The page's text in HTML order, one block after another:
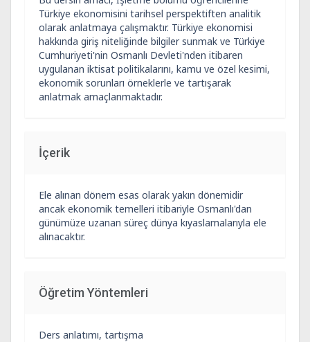
Türkiye ekonomisini tarihsel perspektiften analitik
olarak anlatmaya çalışmaktır. Türkiye ekonomisi
hakkında giriş niteliğinde bilgiler sunmak ve Türkiye
Cumhuriyeti'nin Osmanlı Devleti'nden itibaren
uygulanan iktisat politikalarını, kamu ve özel kesimi,
ekonomik sorunları örneklerle ve tartışarak
anlatmak amaçlanmaktadır.
İçerik
Ele alınan dönem esas olarak yakın dönemidir
ancak ekonomik temelleri itibariyle Osmanlı'dan
günümüze uzanan süreç dünya kıyaslamalarıyla ele
alınacaktır.
Öğretim Yöntemleri
Ders anlatımı, tartışma